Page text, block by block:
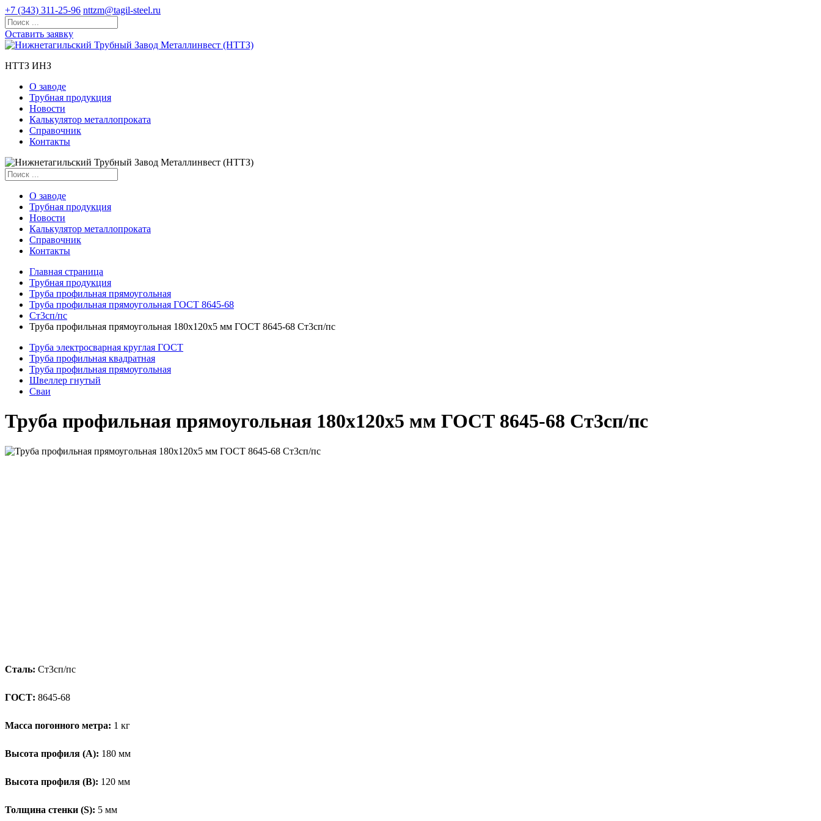
+7 (343) 311-25-96 nttzm@tagil-steel.ru
Оставить заявку
НТТЗ ИНЗ
О заводе
Трубная продукция
Новости
Калькулятор металлопроката
Справочник
Контакты
О заводе
Трубная продукция
Новости
Калькулятор металлопроката
Справочник
Контакты
Главная страница
Трубная продукция
Труба профильная прямоугольная
Труба профильная прямоугольная ГОСТ 8645-68
Ст3сп/пс
Труба профильная прямоугольная 180x120x5 мм ГОСТ 8645-68 Ст3сп/пс
Труба электросварная круглая ГОСТ
Труба профильная квадратная
Труба профильная прямоугольная
Швеллер гнутый
Сваи
Труба профильная прямоугольная 180x120x5 мм ГОСТ 8645-68 Ст3сп/пс
Сталь: Ст3сп/пс
ГОСТ: 8645-68
Масса погонного метра: 1 кг
Высота профиля (А): 180 мм
Высота профиля (B): 120 мм
Толщина стенки (S): 5 мм